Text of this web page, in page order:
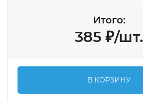
Итого:
385 ₽/шт.
В КОРЗИНУ